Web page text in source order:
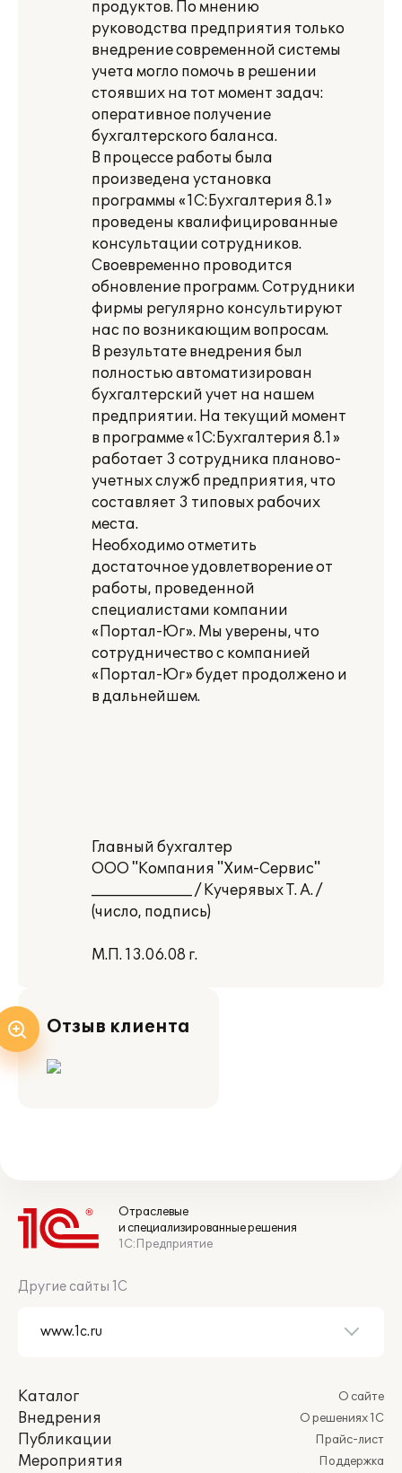
продуктов. По мнению
руководства предприятия только
внедрение современной системы
учета могло помочь в решении
стоявших на тот момент задач:
оперативное получение
бухгалтерского баланса.
В процессе работы была
произведена установка
программы «1С:Бухгалтерия 8.1»
проведены квалифицированные
консультации сотрудников.
Своевременно проводится
обновление программ. Сотрудники
фирмы регулярно консультируют
нас по возникающим вопросам.
В результате внедрения был
полностью автоматизирован
бухгалтерский учет на нашем
предприятии. На текущий момент
в программе «1С:Бухгалтерия 8.1»
работает 3 сотрудника планово-
учетных служб предприятия, что
составляет 3 типовых рабочих
места.
Необходимо отметить
достаточное удовлетворение от
работы, проведенной
специалистами компании
«Портал-Юг». Мы уверены, что
сотрудничество с компанией
«Портал-Юг» будет продолжено и
в дальнейшем.
Главный бухгалтер
ООО "Компания "Хим-Сервис"
______________ / Кучерявых Т. А. /
(число, подпись)
М.П. 13.06.08 г.
Отзыв клиента
Отраслевые
и специализированные решения
1С:Предприятие
Другие сайты 1С
Каталог
Внедрения
Публикации
Мероприятия
О сайте
О решениях 1С
Прайс-лист
Поддержка